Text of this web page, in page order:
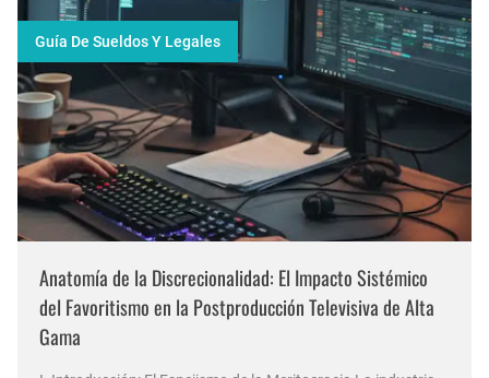
Guía De Sueldos Y Legales
Anatomía de la Discrecionalidad: El Impacto Sistémico
del Favoritismo en la Postproducción Televisiva de Alta
Gama